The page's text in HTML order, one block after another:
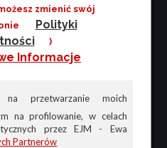
zmienić swój
Polityki
)
Informacje
na przetwarzanie moich
na profilowanie, w celach
przez EJM - Ewa
Partnerów